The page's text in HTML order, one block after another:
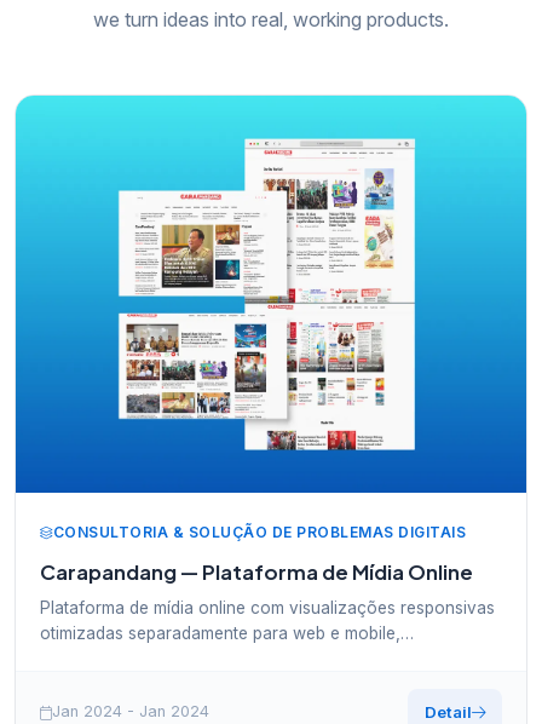
we turn ideas into real, working products.
CONSULTORIA & SOLUÇÃO DE PROBLEMAS DIGITAIS
Carapandang — Plataforma de Mídia Online
Plataforma de mídia online com visualizações responsivas
otimizadas separadamente para web e mobile,
Jan 2024 - Jan 2024 Detail